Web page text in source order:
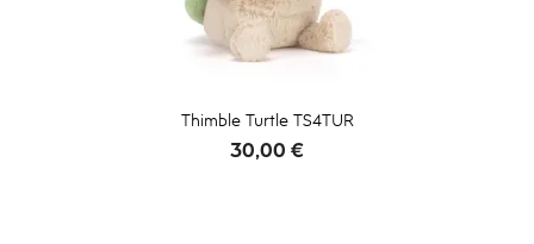
Thimble Turtle TS4TUR
Prix
30,00 €